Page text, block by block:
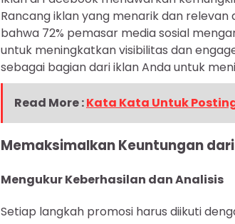
Rancang iklan yang menarik dan
bahwa 72% pemasar media sosial
untuk meningkatkan visibilitas dan
sebagai bagian dari iklan Anda untuk
Read More :Kata Kata Untuk
Memaksimalkan Keuntungan dari
Mengukur Keberhasilan dan Analisis
Setiap langkah promosi harus diikuti